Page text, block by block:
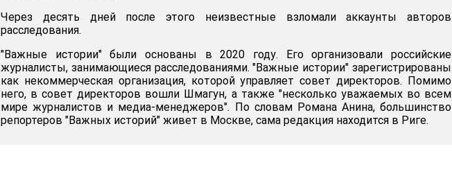
Через десять дней после этого неизвестные взломали аккаунты авторов
расследования.
"Важные истории" были основаны в 2020 году. Его организовали российские
журналисты, занимающиеся расследованиями. "Важные истории" зарегистрированы
как некоммерческая организация, которой управляет совет директоров. Помимо
него, в совет директоров вошли Шмагун, а также "несколько уважаемых во всем
мире журналистов и медиа-менеджеров". По словам Романа Анина, большинство
репортеров "Важных историй" живет в Москве, сама редакция находится в Риге.